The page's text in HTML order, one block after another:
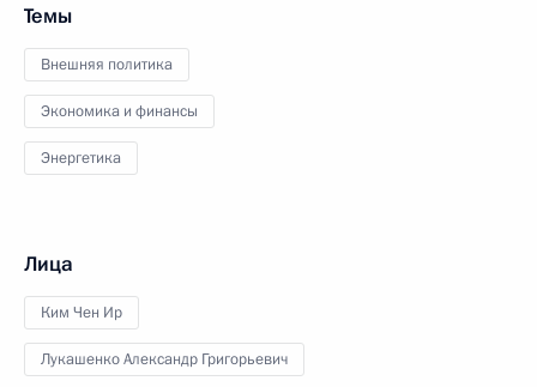
Темы
Внешняя политика
Экономика и финансы
Энергетика
Лица
Ким Чен Ир
Лукашенко Александр Григорьевич